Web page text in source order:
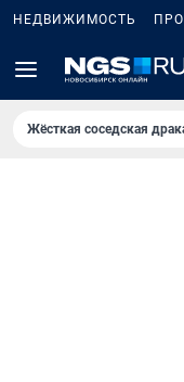
НЕДВИЖИМОСТЬ
Жёсткая соседская